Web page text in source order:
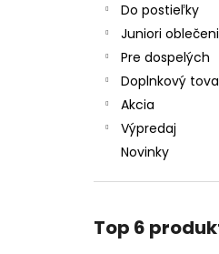
Do postieľky
Juniori
Pre dospelých
Doplnkový
Akcia
Výpredaj
Novinky
Top 6